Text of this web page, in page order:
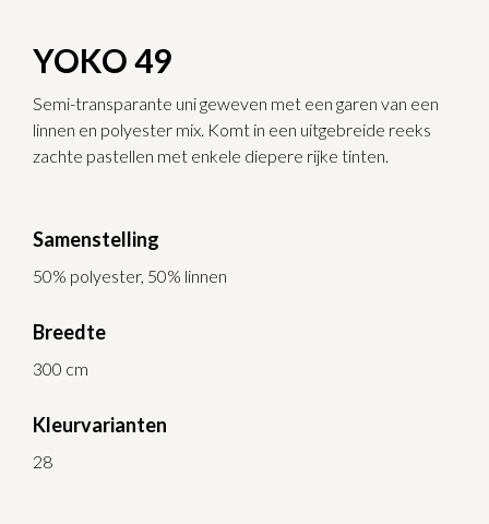
YOKO 49
Semi-transparante uni geweven met een garen van een
linnen en polyester mix. Komt in een uitgebreide reeks
zachte pastellen met enkele diepere rijke tinten.
Samenstelling
50% polyester, 50% linnen
Breedte
300 cm
Kleurvarianten
28